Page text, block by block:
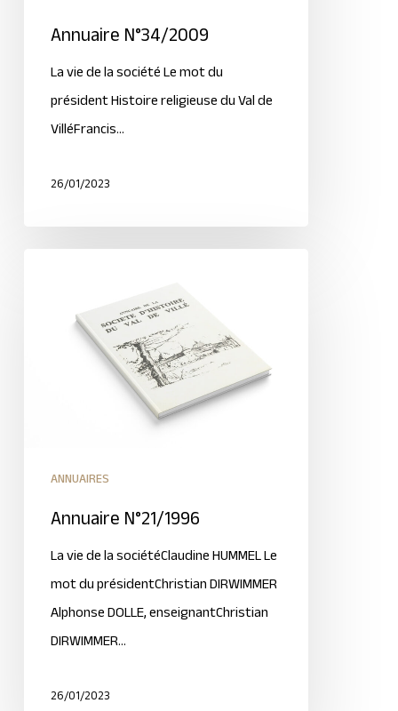
Annuaire N°34/2009
La vie de la société Le mot du
président Histoire religieuse du Val de
VilléFrancis…
26/01/2023
ANNUAIRES
Annuaire N°21/1996
La vie de la sociétéClaudine HUMMEL Le
mot du présidentChristian DIRWIMMER
Alphonse DOLLE, enseignantChristian
DIRWIMMER…
26/01/2023